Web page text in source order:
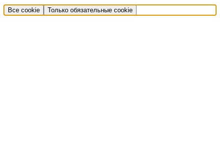
Все cookie Только обязательные cookie